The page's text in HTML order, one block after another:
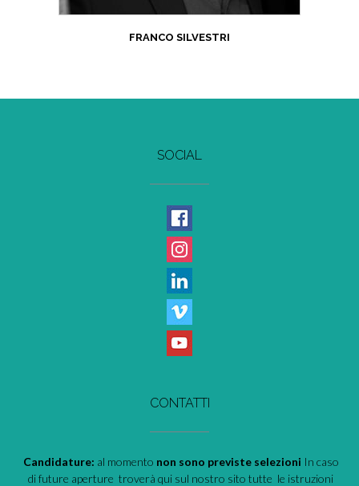
FRANCO SILVESTRI
SOCIAL
CONTATTI
Candidature: al momento non sono previste selezioni In caso
di future aperture troverà qui sul nostro sito tutte le istruzioni